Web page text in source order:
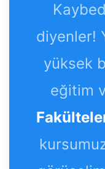
diyenler!
yüksek
eğitim